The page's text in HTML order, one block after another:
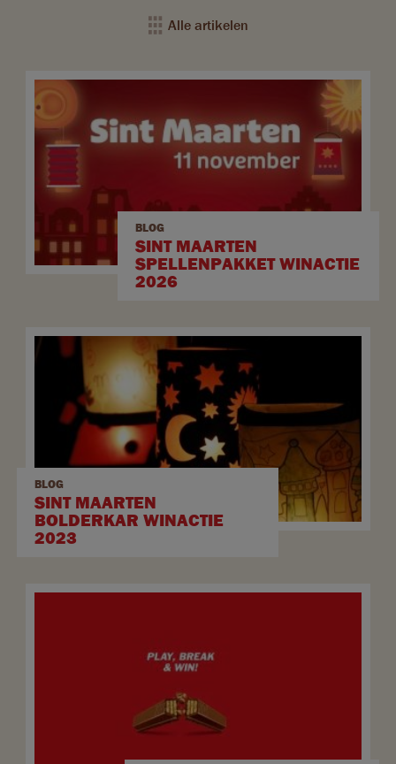
Alle artikelen
BLOG
SINT MAARTEN
SPELLENPAKKET WINACTIE
2026
BLOG
SINT MAARTEN
BOLDERKAR WINACTIE
2023